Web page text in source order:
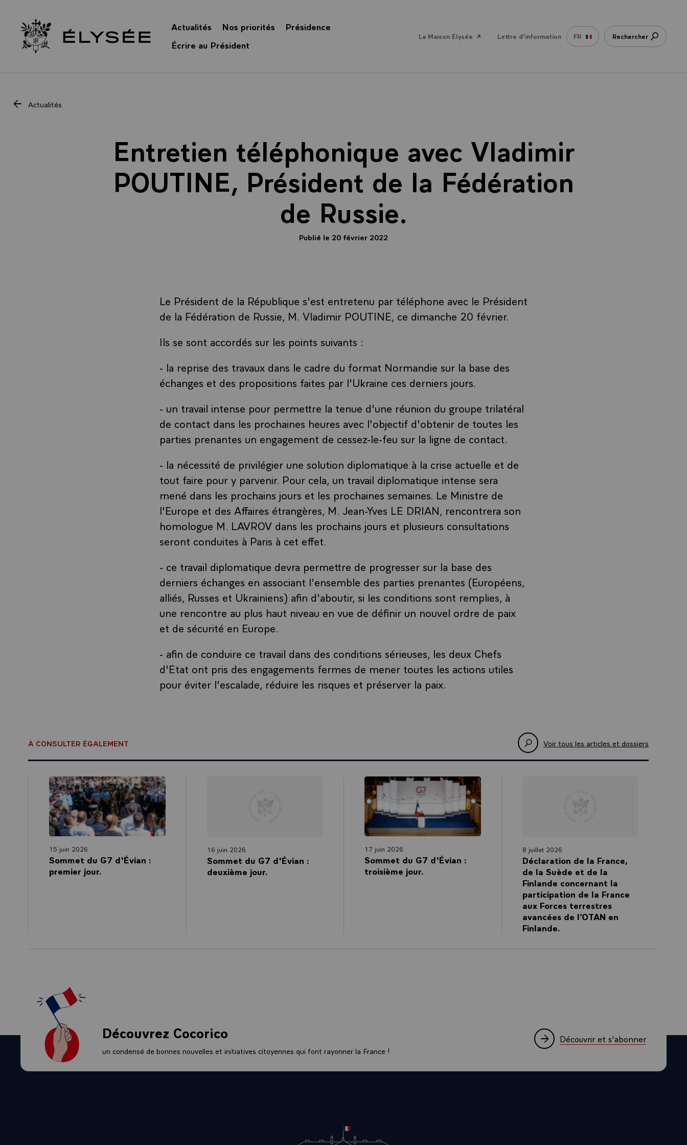
Retour à l’accueil Élysée
Actualités Nos priorités
Présidence
Écrire au Président
La Maison Élysée Lettre d'information FR Rechercher
Actualités
Entretien téléphonique avec Vladimir
POUTINE, Président de la Fédération
de Russie.
Publié le 20 février 2022
Le Président de la République s'est entretenu par téléphone avec le Président
de la Fédération de Russie, M. Vladimir POUTINE, ce dimanche 20 février.
Ils se sont accordés sur les points suivants :
- la reprise des travaux dans le cadre du format Normandie sur la base des
échanges et des propositions faites par l'Ukraine ces derniers jours.
- un travail intense pour permettre la tenue d'une réunion du groupe trilatéral
de contact dans les prochaines heures avec l'objectif d'obtenir de toutes les
parties prenantes un engagement de cessez-le-feu sur la ligne de contact.
- la nécessité de privilégier une solution diplomatique à la crise actuelle et de
tout faire pour y parvenir. Pour cela, un travail diplomatique intense sera
mené dans les prochains jours et les prochaines semaines. Le Ministre de
l'Europe et des Affaires étrangères, M. Jean-Yves LE DRIAN, rencontrera son
homologue M. LAVROV dans les prochains jours et plusieurs consultations
seront conduites à Paris à cet effet.
- ce travail diplomatique devra permettre de progresser sur la base des
derniers échanges en associant l'ensemble des parties prenantes (Européens,
alliés, Russes et Ukrainiens) afin d'aboutir, si les conditions sont remplies, à
une rencontre au plus haut niveau en vue de définir un nouvel ordre de paix
et de sécurité en Europe.
- afin de conduire ce travail dans des conditions sérieuses, les deux Chefs
d'Etat ont pris des engagements fermes de mener toutes les actions utiles
pour éviter l'escalade, réduire les risques et préserver la paix.
À CONSULTER ÉGALEMENT Voir tous les articles et dossiers
15 juin 2026
Sommet du G7 d'Évian :
premier jour.
16 juin 2026
Sommet du G7 d'Évian :
deuxième jour.
17 juin 2026
Sommet du G7 d'Évian :
troisième jour.
8 juillet 2026
Déclaration de la France,
de la Suède et de la
Finlande concernant la
participation de la France
aux Forces terrestres
avancées de l’OTAN en
Finlande.
Découvrez Cocorico
un condensé de bonnes nouvelles et initiatives citoyennes qui font rayonner la France !
Découvrir et s'abonner